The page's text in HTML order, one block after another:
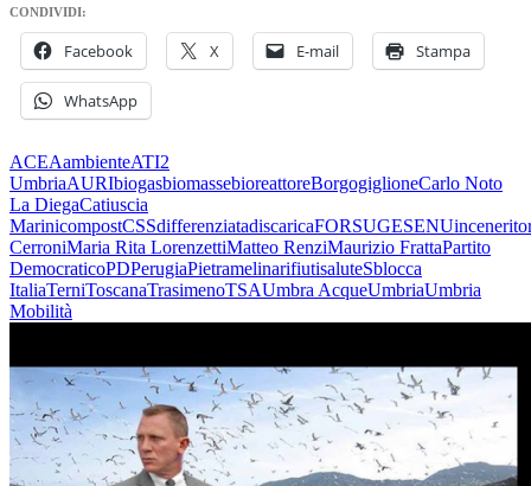
CONDIVIDI:
Facebook X E-mail Stampa
WhatsApp
ACEAambienteATI2
UmbriaAURIbiogasbiomassebioreattoreBorgogiglioneCarlo Noto
La DiegaCatiuscia
MarinicompostCSSdifferenziatadiscaricaFORSUGESENU
CerroniMaria Rita LorenzettiMatteo RenziMaurizio FrattaPartito
DemocraticoPDPerugiaPietramelinarifiutisaluteSblocca
ItaliaTerniToscanaTrasimenoTSAUmbra AcqueUmbriaUmbria
Mobilità